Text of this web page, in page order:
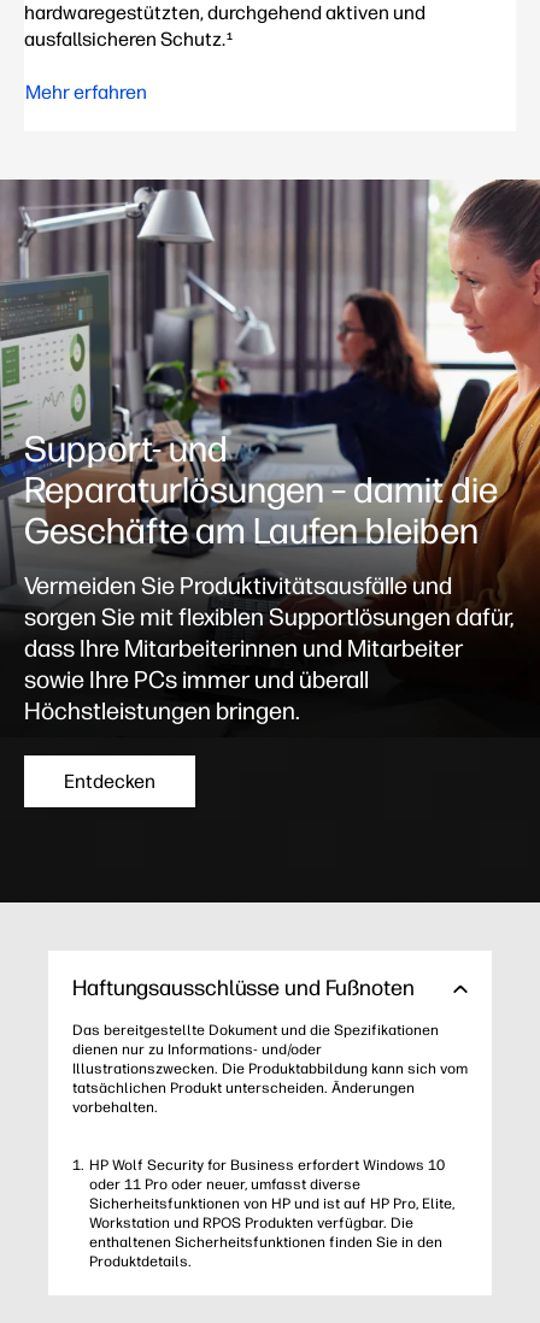
hardwaregestützten, durchgehend aktiven und
ausfallsicheren Schutz.1
Mehr erfahren
Support- und
Reparaturlösungen – damit die
Geschäfte am Laufen bleiben
Vermeiden Sie Produktivitätsausfälle und
sorgen Sie mit flexiblen Supportlösungen dafür,
dass Ihre Mitarbeiterinnen und Mitarbeiter
sowie Ihre PCs immer und überall
Höchstleistungen bringen.
Entdecken
Haftungsausschlüsse und Fußnoten
Das bereitgestellte Dokument und die Spezifikationen
dienen nur zu Informations- und/oder
Illustrationszwecken. Die Produktabbildung kann sich vom
tatsächlichen Produkt unterscheiden. Änderungen
vorbehalten.
HP Wolf Security for Business erfordert Windows 10
oder 11 Pro oder neuer, umfasst diverse
Sicherheitsfunktionen von HP und ist auf HP Pro, Elite,
Workstation und RPOS Produkten verfügbar. Die
enthaltenen Sicherheitsfunktionen finden Sie in den
Produktdetails.